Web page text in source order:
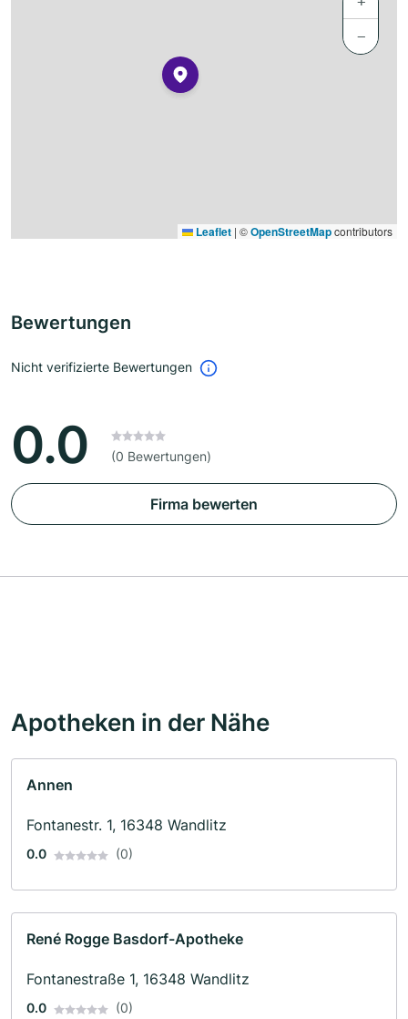
−
Leaflet | ©OpenStreetMapcontributors
Bewertungen
Nicht verifizierte Bewertungen
0.0 (0 Bewertungen)
Firma bewerten
Apotheken in der Nähe
Annen
Fontanestr. 1, 16348 Wandlitz
0.0 (0)
René Rogge Basdorf-Apotheke
Fontanestraße 1, 16348 Wandlitz
0.0 (0)